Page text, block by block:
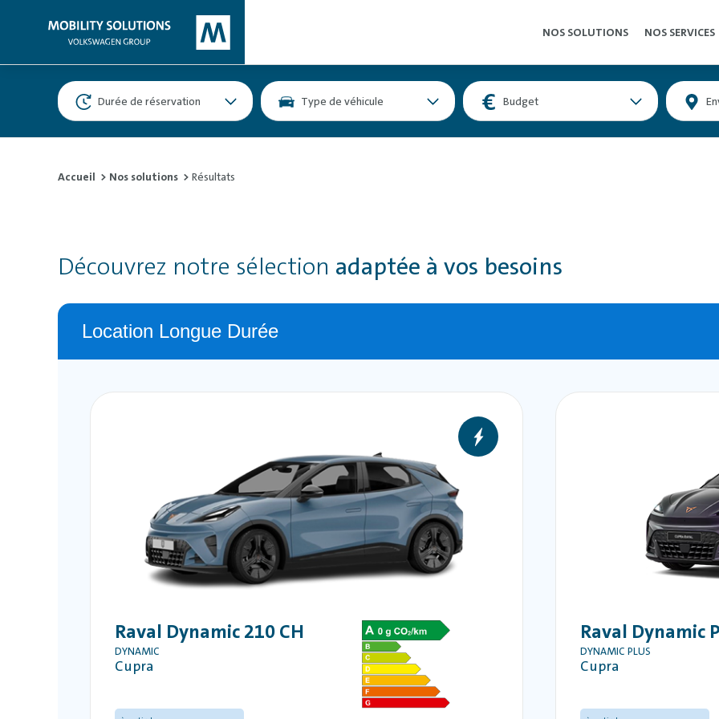
NOS SOLUTIONS NOS SERVICES
Durée de réservation Type de véhicule Budget
Accueil Nos solutions Résultats
Découvrez notre sélection adaptée à vos besoins
Location Longue Durée
Raval Dynamic 210 CH
DYNAMIC
Cupra
Raval Dynamic
DYNAMIC PLUS
Cupra